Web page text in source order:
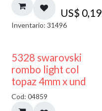
US$ 0,19
Inventario: 31496
5328 swarovski
rombo light col
topaz 4mm x und
Cod: 04859